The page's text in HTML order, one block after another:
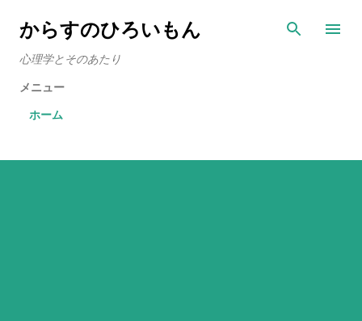
スキップしてメイン コンテンツに移動
からすのひろいもん
心理学とそのあたり
メニュー
ホーム